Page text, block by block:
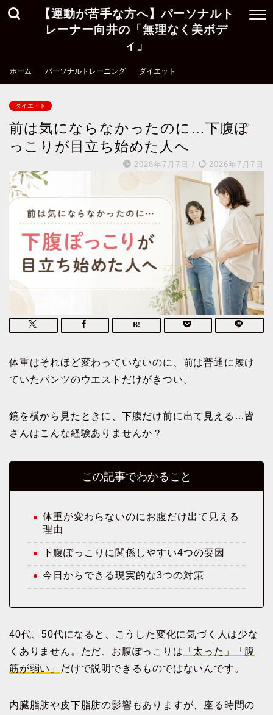
【運動が苦手な方へ】パーソナルト
レーナー向井の「無理なく美ボデ
ィ」
ホーム パーソナルトレーニング ダイエット
ダイエット
前は気にならなかったのに…下腹ぽ
っこりが目立ち始めた人へ
2026年7月7日 / 2026年7月7日
体重はそれほど変わっていないのに、前は普通に履け
ていたパンツのウエストだけがきつい。
鏡を横から見たときに、下腹だけ前に出て見える…皆
さんはこんな経験ありませんか？
この記事でわかること
体重が変わらないのにお腹だけ出て見える
理由
下腹ぽっこりに関係しやすい4つの要因
今日からできる現実的な3つの対策
40代、50代になると、こうした変化に気づく人は少な
くありません。ただ、お腹ぽっこりは 「太った」「腹
筋が弱い」 だけで説明できるものではないんです。
内臓脂肪や皮下脂肪の影響もありますが、座る時間の